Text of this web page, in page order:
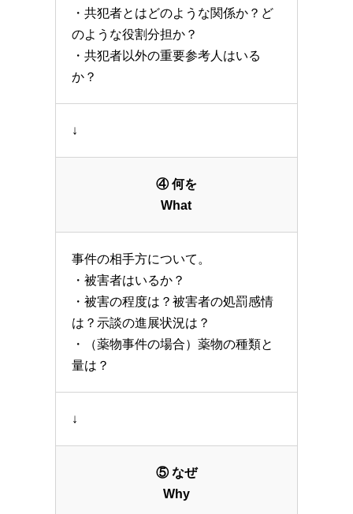
・共犯者とはどのような関係か？ど
のような役割分担か？
・共犯者以外の重要参考人はいる
か？
↓
④ 何を
What
事件の相手方について。
・被害者はいるか？
・被害の程度は？被害者の処罰感情
は？示談の進展状況は？
・（薬物事件の場合）薬物の種類と
量は？
↓
⑤ なぜ
Why